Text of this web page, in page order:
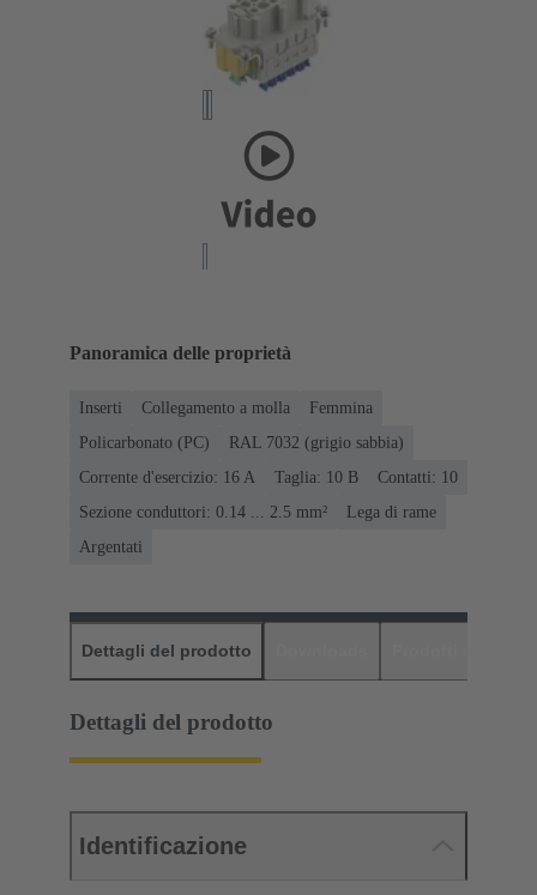
Panoramica delle proprietà
Inserti Collegamento a molla
Femmina
Policarbonato (PC)
RAL 7032 (grigio sabbia)
Corrente d'esercizio: ‌16 A
Taglia: 10 B
Contatti: 10
Sezione conduttori: 0.14 ... 2.5 mm²
Lega di rame
Argentati
Dettagli del prodotto
Dettagli del prodotto
Identificazione